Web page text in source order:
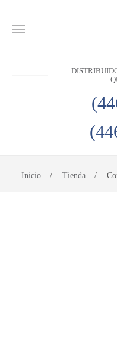
QUERÉTARO
Inicio Tienda